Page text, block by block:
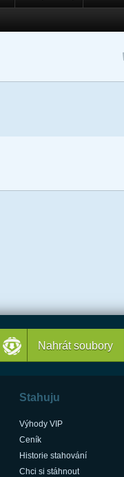
Nahrát soubory
Stahuju
Výhody VIP
Ceník
Historie stahování
Chci si stáhnout